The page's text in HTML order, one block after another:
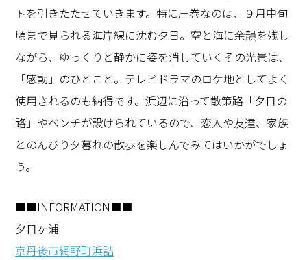
トを引きたたせていきます。特に圧巻なのは、９月中旬
頃まで見られる海岸線に沈む夕日。空と海に余韻を残し
ながら、ゆっくりと静かに姿を消していくその光景は、
「感動」のひとこと。テレビドラマのロケ地としてよく
使用されるのも納得です。浜辺に沿って散策路「夕日の
路」やベンチが設けられているので、恋人や友達、家族
とのんびり夕暮れの散歩を楽しんでみてはいかがでしょ
う。
■■INFORMATION■■
夕日ヶ浦
京丹後市網野町浜詰